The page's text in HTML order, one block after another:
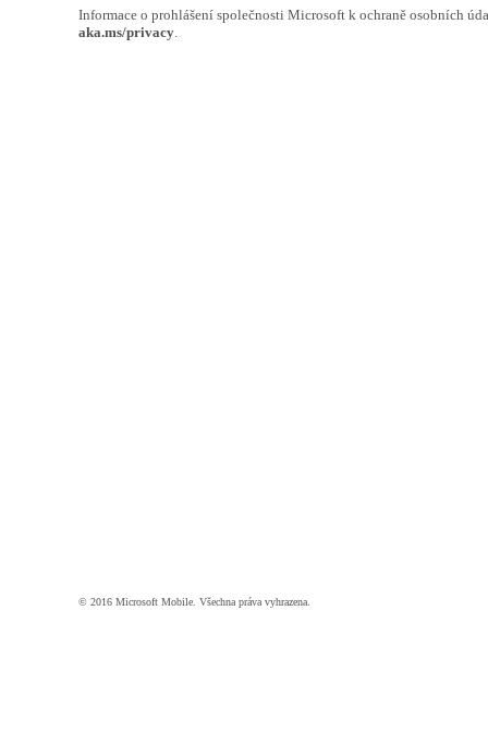
Informace o prohlášení společnosti Microsoft k ochraně osobních
aka.ms/privacy.
© 2016 Microsoft Mobile. Všechna práva vyhrazena.